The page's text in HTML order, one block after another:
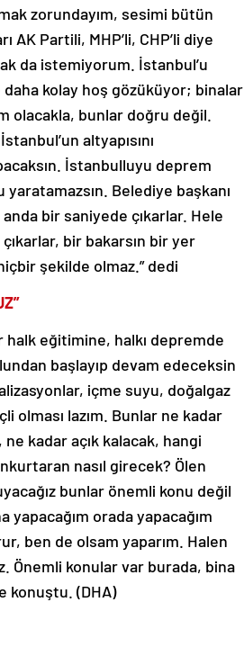
zorundayım, sesimi bütün
AK Partili, MHP’li, CHP’li diye
da istemiyorum. İstanbul’u
kolay hoş gözüküyor; binalar
olacakla, bunlar doğru değil.
altyapısını
İstanbulluyu deprem
Belediye başkanı
anda bir saniyede çıkarlar. Hele
bir bakarsın bir yer
şekilde olmaz.” dedi
halk eğitimine, halkı depremde
başlayıp devam edeceksin
içme suyu, doğalgaz
olması lazım. Bunlar ne kadar
kadar açık kalacak, hangi
nasıl girecek? Ölen
bunlar önemli konu değil
yapacağım orada yapacağım
ben de olsam yaparım. Halen
Önemli konular var burada, bina
konuştu. (DHA)